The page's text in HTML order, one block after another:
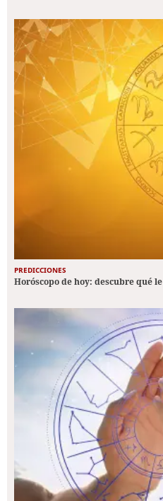
PREDICCIONES
Horóscopo de hoy: descubre qué